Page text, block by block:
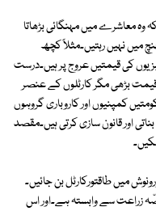
معاشرے میں مہنگائی بڑھاتا
میں نہیں رہتیں۔مثلاً کچھ
کی قیمتیں عروج پر ہیں۔درست
بڑھی مگر کارٹلوں کے عنصر
کمپنیوں اور کاروباری گروہوں
اور قانون سازی کرتی ہیں۔مقصد
میں طاقتورکارٹل بن جائیں۔
افرادی قوت کا ''42''فیصد حصّہ زراعت سے وابستہ ہے۔اور اس